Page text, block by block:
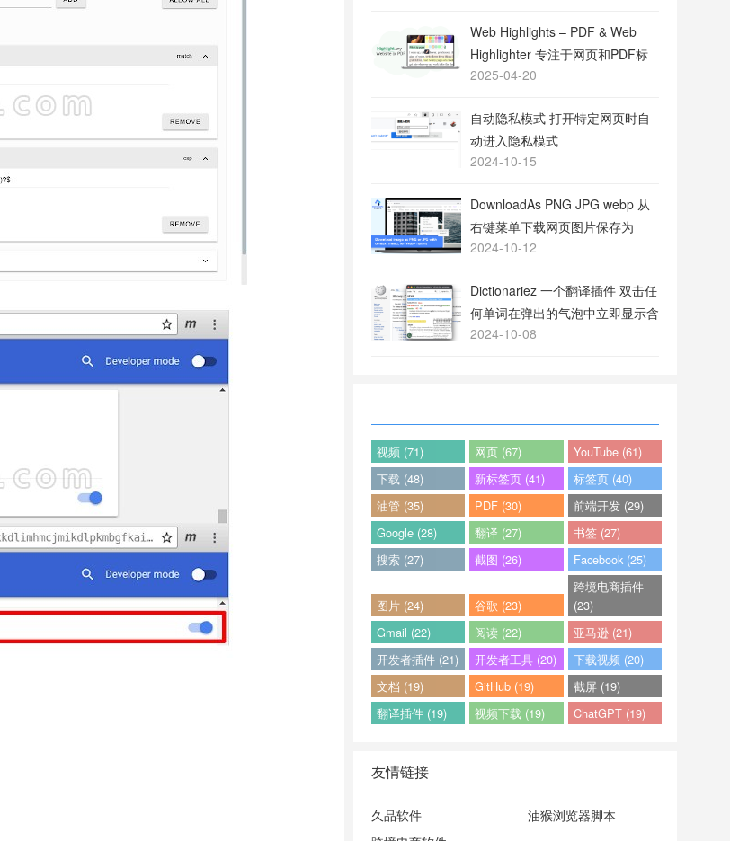
Web Highlights – PDF & Web
Highlighter 专注于网页和PDF标
注的工具
2025-04-20
自动隐私模式 打开特定网页时自
动进入隐私模式
2024-10-15
DownloadAs PNG JPG webp 从
右键菜单下载网页图片保存为
PNG或JPG格式
2024-10-12
Dictionariez 一个翻译插件 双击任
何单词在弹出的气泡中立即显示含
义
2024-10-08
视频 (71) 网页 (67)
YouTube (61)
下载 (48)
新标签页 (41)
标签页 (40)
油管 (35)
PDF (30)
前端开发 (29)
Google (28)
翻译 (27)
书签 (27)
搜索 (27)
截图 (26) Facebook (25)
图片 (24) 谷歌 (23)
跨境电商插件
(23)
Gmail (22)
阅读 (22)
亚马逊 (21)
开发者插件 (21)
开发者工具 (20)
下载视频 (20)
文档 (19)
GitHub (19)
截屏 (19)
翻译插件 (19)
视频下载 (19) ChatGPT (19)
友情链接
久品软件
油猴浏览器脚本